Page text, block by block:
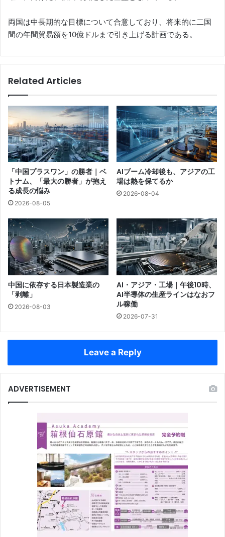
両国は中長期的な目標について合意しており、将来的に二国
間の年間貿易額を10億ドルまで引き上げる計画である。
Related Articles
「中国プラスワン」の勝者｜ベ
トナム、「最大の勝者」が抱え
る成長の悩み
2026-08-05
AIブーム冷却後も、アジアの工
場は熱を保てるか
2026-08-04
中国に依存する日本製造業の
「剥離」
2026-08-03
AI・アジア・工場｜午後10時、
AI半導体の生産ラインはなおフ
ル稼働
2026-07-31
Leave a Reply
ADVERTISEMENT